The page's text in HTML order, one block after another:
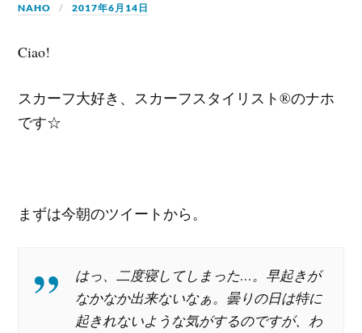
NAHO 2017年6月14日
Ciao!
スカーフ大好き、スカーフスタイリスト®のナホ
です☆
まずは今朝のツイートから。
はっ、二度寝してしまった…。早起きが
なかなか出来ないなぁ。曇りの日は特に
起きれないような気がするのですが、わ